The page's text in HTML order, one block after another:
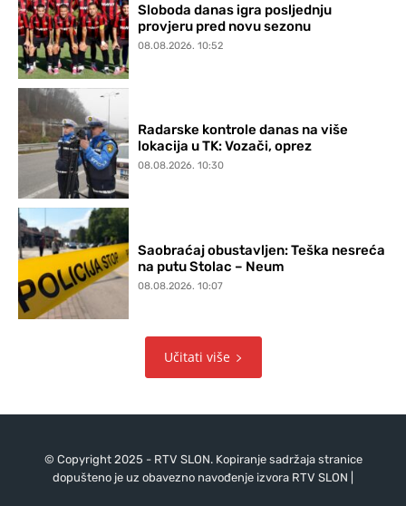
Sloboda danas igra posljednju
provjeru pred novu sezonu
08.08.2026. 10:52
Radarske kontrole danas na više
lokacija u TK: Vozači, oprez
08.08.2026. 10:30
Saobraćaj obustavljen: Teška nesreća
na putu Stolac – Neum
08.08.2026. 10:07
Učitati više
© Copyright 2025 - RTV SLON. Kopiranje sadržaja stranice
dopušteno je uz obavezno navođenje izvora RTV SLON |